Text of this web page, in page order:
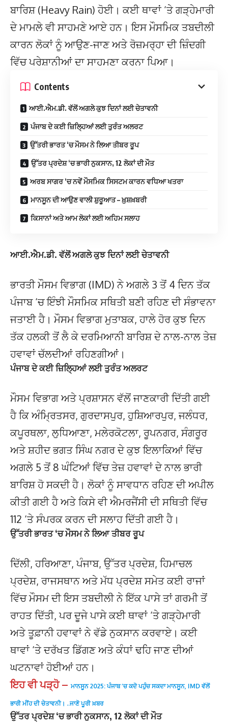
ਬਾਰਿਸ਼ (Heavy Rain) ਹੋਈ। ਕਈ ਥਾਵਾਂ ‘ਤੇ ਗੜ੍ਹੇਮਾਰੀ
ਦੇ ਮਾਮਲੇ ਵੀ ਸਾਹਮਣੇ ਆਏ ਹਨ। ਇਸ ਮੌਸਮਿਕ ਤਬਦੀਲੀ
ਕਾਰਨ ਲੋਕਾਂ ਨੂੰ ਆਉਣ-ਜਾਣ ਅਤੇ ਰੋਜ਼ਮਰ੍ਹਾ ਦੀ ਜ਼ਿੰਦਗੀ
ਵਿੱਚ ਪਰੇਸ਼ਾਨੀਆਂ ਦਾ ਸਾਹਮਣਾ ਕਰਨਾ ਪਿਆ।
Contents
ਆਈ.ਐਮ.ਡੀ. ਵੱਲੋਂ ਅਗਲੇ ਕੁਝ ਦਿਨਾਂ ਲਈ ਚੇਤਾਵਨੀ
ਪੰਜਾਬ ਦੇ ਕਈ ਜ਼ਿਲ੍ਹਿਆਂ ਲਈ ਤੁਰੰਤ ਅਲਰਟ
ਉੱਤਰੀ ਭਾਰਤ ‘ਚ ਮੌਸਮ ਨੇ ਲਿਆ ਤੀਬਰ ਰੂਪ
ਉੱਤਰ ਪ੍ਰਦੇਸ਼ ‘ਚ ਭਾਰੀ ਨੁਕਸਾਨ, 12 ਲੋਕਾਂ ਦੀ ਮੌਤ
ਅਰਬ ਸਾਗਰ ‘ਚ ਨਵੇਂ ਮੌਸਮਿਕ ਸਿਸਟਮ ਕਾਰਨ ਵਧਿਆ ਖਤਰਾ
ਮਾਨਸੂਨ ਦੀ ਆਉਣ ਵਾਲੀ ਸ਼ੁਰੂਆਤ – ਖ਼ੁਸ਼ਖ਼ਬਰੀ
ਕਿਸਾਨਾਂ ਅਤੇ ਆਮ ਲੋਕਾਂ ਲਈ ਅਹਿਮ ਸਲਾਹ
ਆਈ.ਐਮ.ਡੀ. ਵੱਲੋਂ ਅਗਲੇ ਕੁਝ ਦਿਨਾਂ ਲਈ ਚੇਤਾਵਨੀ
ਭਾਰਤੀ ਮੌਸਮ ਵਿਭਾਗ (IMD) ਨੇ ਅਗਲੇ 3 ਤੋਂ 4 ਦਿਨ ਤੱਕ
ਪੰਜਾਬ ‘ਚ ਇੰਝੀ ਮੌਸਮਿਕ ਸਥਿਤੀ ਬਣੀ ਰਹਿਣ ਦੀ ਸੰਭਾਵਨਾ
ਜਤਾਈ ਹੈ। ਮੌਸਮ ਵਿਭਾਗ ਮੁਤਾਬਕ, ਹਾਲੇ ਹੋਰ ਕੁਝ ਦਿਨ
ਤੱਕ ਹਲਕੀ ਤੋਂ ਲੈ ਕੇ ਦਰਮਿਆਨੀ ਬਾਰਿਸ਼ ਦੇ ਨਾਲ-ਨਾਲ ਤੇਜ਼
ਹਵਾਵਾਂ ਚੱਲਦੀਆਂ ਰਹਿਣਗੀਆਂ।
ਪੰਜਾਬ ਦੇ ਕਈ ਜ਼ਿਲ੍ਹਿਆਂ ਲਈ ਤੁਰੰਤ ਅਲਰਟ
ਮੌਸਮ ਵਿਭਾਗ ਅਤੇ ਪ੍ਰਸ਼ਾਸਨ ਵੱਲੋਂ ਜਾਣਕਾਰੀ ਦਿੱਤੀ ਗਈ
ਹੈ ਕਿ ਅੰਮ੍ਰਿਤਸਰ, ਗੁਰਦਾਸਪੁਰ, ਹੁਸ਼ਿਆਰਪੁਰ, ਜਲੰਧਰ,
ਕਪੂਰਥਲਾ, ਲੁਧਿਆਣਾ, ਮਲੇਰਕੋਟਲਾ, ਰੂਪਨਗਰ, ਸੰਗਰੂਰ
ਅਤੇ ਸ਼ਹੀਦ ਭਗਤ ਸਿੰਘ ਨਗਰ ਦੇ ਕੁਝ ਇਲਾਕਿਆਂ ਵਿੱਚ
ਅਗਲੇ 5 ਤੋਂ 8 ਘੰਟਿਆਂ ਵਿੱਚ ਤੇਜ਼ ਹਵਾਵਾਂ ਦੇ ਨਾਲ ਭਾਰੀ
ਬਾਰਿਸ਼ ਹੋ ਸਕਦੀ ਹੈ। ਲੋਕਾਂ ਨੂੰ ਸਾਵਧਾਨ ਰਹਿਣ ਦੀ ਅਪੀਲ
ਕੀਤੀ ਗਈ ਹੈ ਅਤੇ ਕਿਸੇ ਵੀ ਐਮਰਜੈਂਸੀ ਦੀ ਸਥਿਤੀ ਵਿੱਚ
112 ‘ਤੇ ਸੰਪਰਕ ਕਰਨ ਦੀ ਸਲਾਹ ਦਿੱਤੀ ਗਈ ਹੈ।
ਉੱਤਰੀ ਭਾਰਤ ‘ਚ ਮੌਸਮ ਨੇ ਲਿਆ ਤੀਬਰ ਰੂਪ
ਦਿੱਲੀ, ਹਰਿਆਣਾ, ਪੰਜਾਬ, ਉੱਤਰ ਪ੍ਰਦੇਸ਼, ਹਿਮਾਚਲ
ਪ੍ਰਦੇਸ਼, ਰਾਜਸਥਾਨ ਅਤੇ ਮੱਧ ਪ੍ਰਦੇਸ਼ ਸਮੇਤ ਕਈ ਰਾਜਾਂ
ਵਿੱਚ ਮੌਸਮ ਦੀ ਇਸ ਤਬਦੀਲੀ ਨੇ ਇੱਕ ਪਾਸੇ ਤਾਂ ਗਰਮੀ ਤੋਂ
ਰਾਹਤ ਦਿੱਤੀ, ਪਰ ਦੂਜੇ ਪਾਸੇ ਕਈ ਥਾਵਾਂ ‘ਤੇ ਗੜ੍ਹੇਮਾਰੀ
ਅਤੇ ਤੂਫ਼ਾਨੀ ਹਵਾਵਾਂ ਨੇ ਵੱਡੇ ਨੁਕਸਾਨ ਕਰਵਾਏ। ਕਈ
ਥਾਵਾਂ ‘ਤੇ ਦਰੱਖਤ ਡਿੱਗਣ ਅਤੇ ਕੰਧਾਂ ਢਹਿ ਜਾਣ ਦੀਆਂ
ਘਟਨਾਵਾਂ ਹੋਈਆਂ ਹਨ।
ਇਹ ਵੀ ਪੜ੍ਹੋ – ਮਾਨਸੂਨ 2025: ਪੰਜਾਬ ‘ਚ ਕਦੋ ਪਹੁੰਚ ਸਕਦਾ ਮਾਨਸੂਨ, IMD ਵੱਲੋਂ
ਭਾਰੀ ਮੀਂਹ ਦੀ ਚੇਤਾਵਨੀ। ..ਜਾਣੋ ਪੂਰੀ ਖ਼ਬਰ
ਉੱਤਰ ਪ੍ਰਦੇਸ਼ ‘ਚ ਭਾਰੀ ਨੁਕਸਾਨ, 12 ਲੋਕਾਂ ਦੀ ਮੌਤ